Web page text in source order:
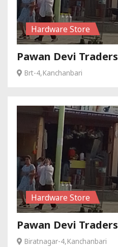
Hardware Store
Pawan Devi Traders
Brt-4,Kanchanbari
Hardware Store
Pawan Devi Traders
Biratnagar-4,Kanchanbari